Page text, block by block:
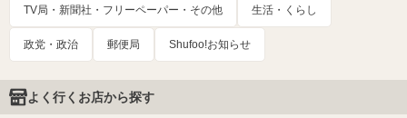
TV局・新聞社・フリーペーパー・その他 生活・くらし
政党・政治 郵便局 Shufoo!お知らせ
よく行くお店から探す